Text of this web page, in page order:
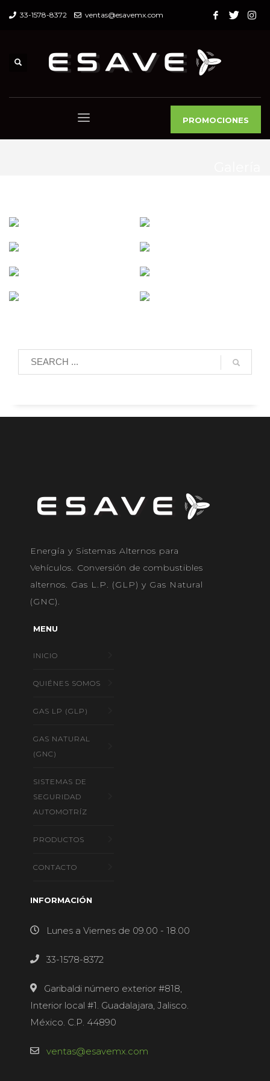
33-1578-8372 ventas@esavemx.com
PROMOCIONES
Energía y Sistemas Alternos para
Vehículos. Conversión de combustibles
alternos. Gas L.P. (GLP) y Gas Natural
(GNC).
MENU
INICIO
QUIÉNES SOMOS
GAS LP (GLP)
GAS NATURAL
(GNC)
SISTEMAS DE
SEGURIDAD
AUTOMOTRÍZ
PRODUCTOS
CONTACTO
INFORMACIÓN
Lunes a Viernes de 09.00 - 18.00
33-1578-8372
Garibaldi número exterior #818,
Interior local #1. Guadalajara, Jalisco.
México. C.P. 44890
ventas@esavemx.com